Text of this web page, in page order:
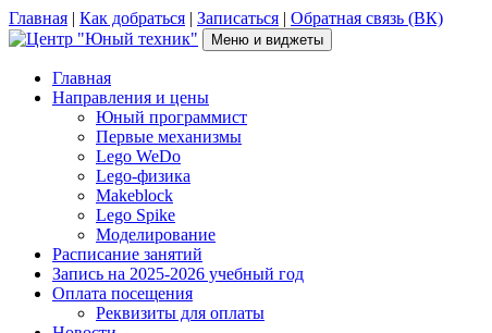
Перейти
к
Главная | Как добраться | Записаться | Обратная связь (ВК)
Центр "Юный техник"
г. Псков, Рижский пр-т, д.16, каб. 210 (2 этаж), +7(953)238-78-92
Меню и виджеты
Главная
Направления и цены
Юный программист
Первые механизмы
Lego WeDo
Lego-физика
Makeblock
Lego Spike
Моделирование
Расписание занятий
Запись на 2025-2026 учебный год
Оплата посещения
Реквизиты для оплаты